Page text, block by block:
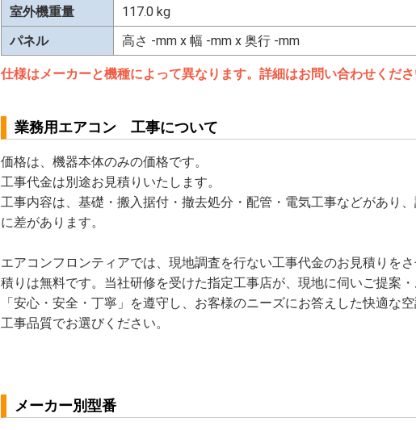
室外機重量
117.0 kg
パネル
高さ -mm x 幅 -mm x 奥行 -mm
仕様はメーカーと機種によって異なります。詳細はお問い合わせくだ
業務用エアコン 工事について
価格は、機器本体のみの価格です。
工事代金は別途お見積りいたします。
工事内容は、基礎・搬入据付・撤去処分・配管・電気工事などがあり
に差があります。
エアコンフロンティアでは、現地調査を行ない工事代金のお見積りを
積りは無料です。当社研修を受けた指定工事店が、現地に伺いご提案
「安心・安全・丁寧」を遵守し、お客様のニーズにお答えした快適な
工事品質でお選びください。
メーカー別型番